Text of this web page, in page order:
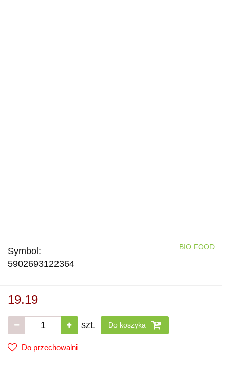
Symbol:
5902693122364
BIO FOOD
19.19
szt. Do koszyka
Do przechowalni